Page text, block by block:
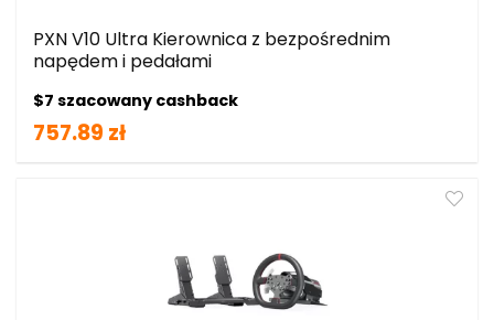
PXN V10 Ultra Kierownica z bezpośrednim
napędem i pedałami
$7 szacowany cashback
757.89 zł